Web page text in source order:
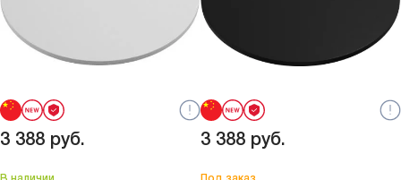
3 388 руб. 3 388 руб.